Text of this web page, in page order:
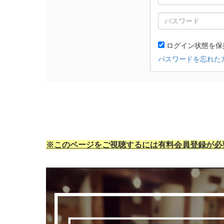
※このページをご視聴するには有料会員登録が必